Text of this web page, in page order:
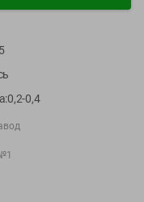
и комментарии
0,4